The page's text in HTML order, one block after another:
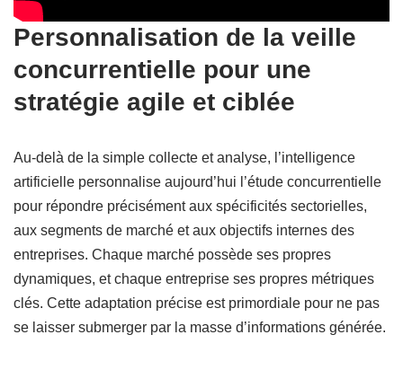
Personnalisation de la veille
concurrentielle pour une
stratégie agile et ciblée
Au-delà de la simple collecte et analyse, l’intelligence
artificielle personnalise aujourd’hui l’étude concurrentielle
pour répondre précisément aux spécificités sectorielles,
aux segments de marché et aux objectifs internes des
entreprises. Chaque marché possède ses propres
dynamiques, et chaque entreprise ses propres métriques
clés. Cette adaptation précise est primordiale pour ne pas
se laisser submerger par la masse d’informations générée.